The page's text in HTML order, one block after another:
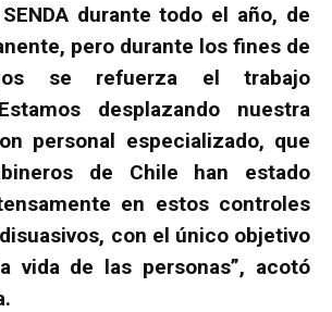
durante todo el año, de
pero durante los fines de
se refuerza el trabajo
desplazando nuestra
personal especializado, que
de Chile han estado
en estos controles
con el único objetivo
vida de las personas”, acotó